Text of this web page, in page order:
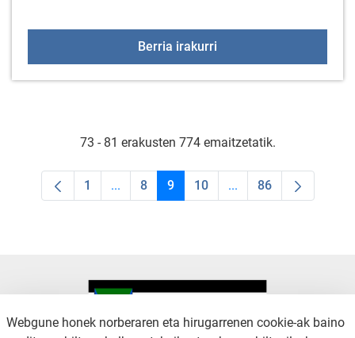
Berria irakurri
73 - 81 erakusten 774 emaitzetatik.
Orrialdea
1 ...Intermediate Pages Use TAB to navigate.
Orrialdea
8 Orrialdea
9 Orrialdea
10 ...Intermediate Pages
Orrialdea
86
Webgune honek norberaren eta hirugarrenen cookie-ak baino